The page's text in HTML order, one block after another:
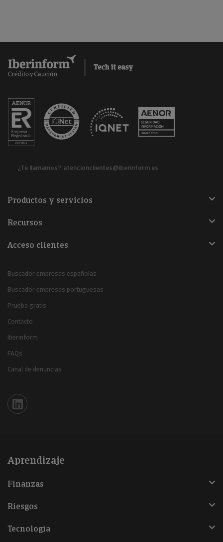
¿Te llamamos? atencionclientes@iberinform.es
Productos y servicios
Recursos
Acceso clientes
Buscador empresas españolas
Buscador empresas portuguesas
Prueba gratis
Contacto
Iberinform
FAQs
Canal de denuncias
Iberinform en Linkedin
Aprendizaje
Finanzas
Riesgos
Tecnología